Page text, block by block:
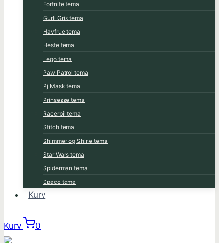
Fortnite tema
Gurli Gris tema
Havfrue tema
Heste tema
Lego tema
Paw Patrol tema
Pj Mask tema
Prinsesse tema
Racerbil tema
Stitch tema
Shimmer og Shine tema
Star Wars tema
Spiderman tema
Space tema
Kurv
Kurv 0